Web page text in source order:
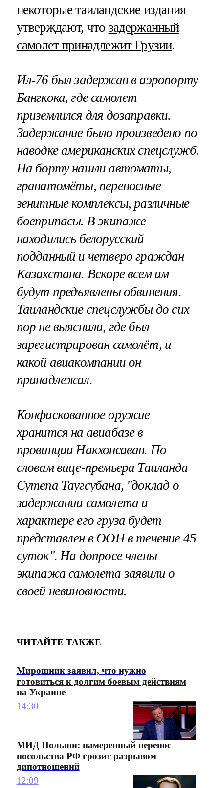
некоторые таиландские издания
утверждают, что задержанный
самолет принадлежит Грузии.
Ил-76 был задержан в аэропорту
Бангкока, где самолет
приземлился для дозаправки.
Задержание было произведено по
наводке американских спецслужб.
На борту нашли автоматы,
гранатомёты, переносные
зенитные комплексы, различные
боеприпасы. В экипаже
находились белорусский
подданный и четверо граждан
Казахстана. Вскоре всем им
будут предъявлены обвинения.
Таиландские спецслужбы до сих
пор не выяснили, где был
зарегистрирован самолёт, и
какой авиакомпании он
принадлежал.
Конфискованное оружие
хранится на авиабазе в
провинции Накхонсаван. По
словам вице-премьера Таиланда
Сутепа Таугсубана, "доклад о
задержании самолета и
характере его груза будет
представлен в ООН в течение 45
суток". На допросе члены
экипажа самолета заявили о
своей невиновности.
ЧИТАЙТЕ ТАКЖЕ
Мирошник заявил, что нужно
готовиться к долгим боевым действиям
на Украине
14:30
МИД Польши: намеренный перенос
посольства РФ грозит разрывом
дипотношений
12:09